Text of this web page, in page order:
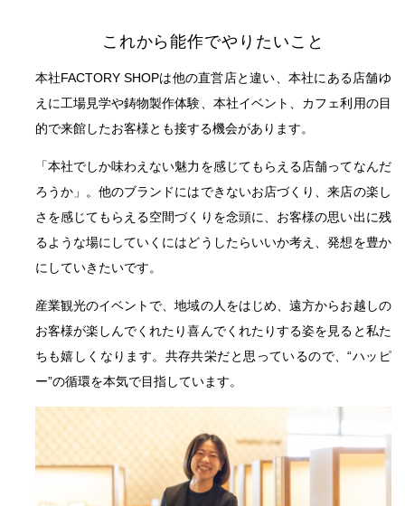
これから能作でやりたいこと
本社FACTORY SHOPは他の直営店と違い、本社にある店舗ゆ
えに工場見学や鋳物製作体験、本社イベント、カフェ利用の目
的で来館したお客様とも接する機会があります。
「本社でしか味わえない魅力を感じてもらえる店舗ってなんだ
ろうか」。他のブランドにはできないお店づくり、来店の楽し
さを感じてもらえる空間づくりを念頭に、お客様の思い出に残
るような場にしていくにはどうしたらいいか考え、発想を豊か
にしていきたいです。
産業観光のイベントで、地域の人をはじめ、遠方からお越しの
お客様が楽しんでくれたり喜んでくれたりする姿を見ると私た
ちも嬉しくなります。共存共栄だと思っているので、“ハッピ
ー”の循環を本気で目指しています。